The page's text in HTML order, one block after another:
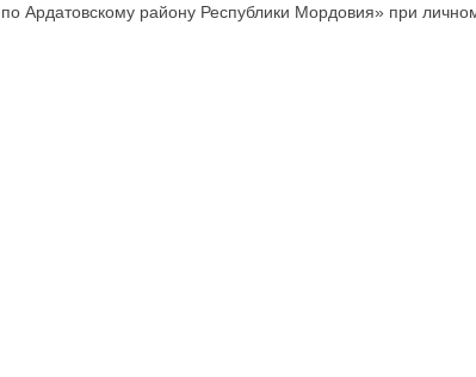
району Республики Мордовия» при